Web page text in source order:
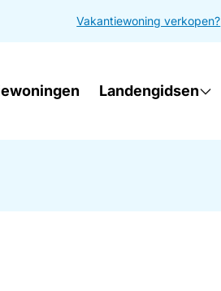
Vakantiewoning verkopen?
Landengidsen